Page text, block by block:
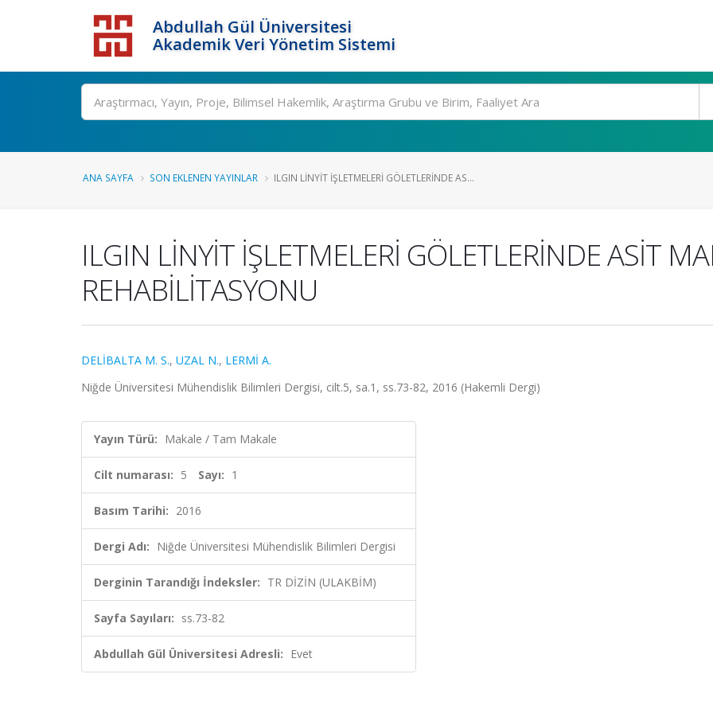
Abdullah Gül Üniversitesi
Akademik Veri Yönetim Sistemi
ANA SAYFA SON EKLENEN YAYINLAR ILGIN LİNYİT İŞLETMELERİ GÖLETLERİNDE AS...
ILGIN LİNYİT İŞLETMELERİ GÖLETLERİNDE ASİT
REHABİLİTASYONU
DELİBALTA M. S., UZAL N., LERMİ A.
Niğde Üniversitesi Mühendislik Bilimleri Dergisi, cilt.5, sa.1, ss.73-82, 2016 (Hakemli Dergi)
Yayın Türü: Makale / Tam Makale
Cilt numarası: 5 Sayı: 1
Basım Tarihi: 2016
Dergi Adı: Niğde Üniversitesi Mühendislik Bilimleri Dergisi
Derginin Tarandığı İndeksler: TR DİZİN (ULAKBİM)
Sayfa Sayıları: ss.73-82
Abdullah Gül Üniversitesi Adresli: Evet